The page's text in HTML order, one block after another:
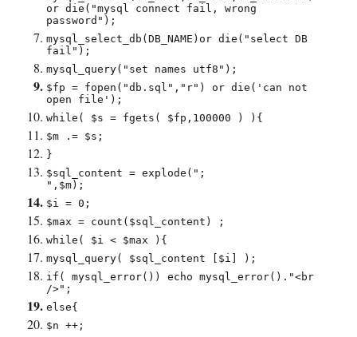
or die("mysql connect fail, wrong
password");
mysql_select_db(DB_NAME)or die("select DB
fail");
mysql_query("set names utf8");
$fp = fopen("db.sql","r") or die('can not
open file');
while( $s = fgets( $fp,100000 ) ){
$m .= $s;
}
$sql_content = explode(";
",$m);
$i = 0;
$max = count($sql_content) ;
while( $i < $max ){
mysql_query( $sql_content [$i] );
if( mysql_error()) echo mysql_error()."<br
/>";
else{
$n ++;